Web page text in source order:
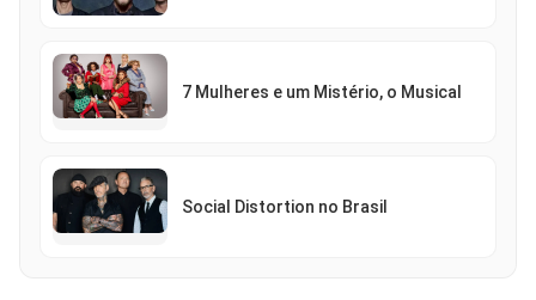
7 Mulheres e um Mistério, o Musical
Social Distortion no Brasil